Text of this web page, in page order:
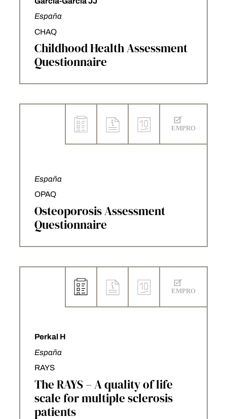
España
CHAQ
Childhood Health Assessment
Questionnaire
España
OPAQ
Osteoporosis Assessment
Questionnaire
Perkal H
España
RAYS
The RAYS – A quality of life
scale for multiple sclerosis
patients